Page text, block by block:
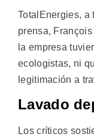
TotalEnergies, a
prensa,
la empresa
ecologistas, ni
legitimación a
Lavado
Los críticos